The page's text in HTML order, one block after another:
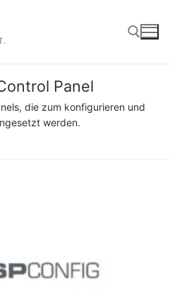
Suchen nach: Panel
die zum konfigurieren und
werden.